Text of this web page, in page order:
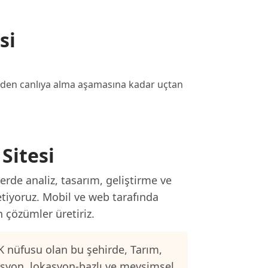
canlıya alma aşamasına kadar uçtan
analiz, tasarım, geliştirme ve
Mobil ve web tarafında
çözümler üretiriz.
nüfusu olan bu şehirde, Tarım,